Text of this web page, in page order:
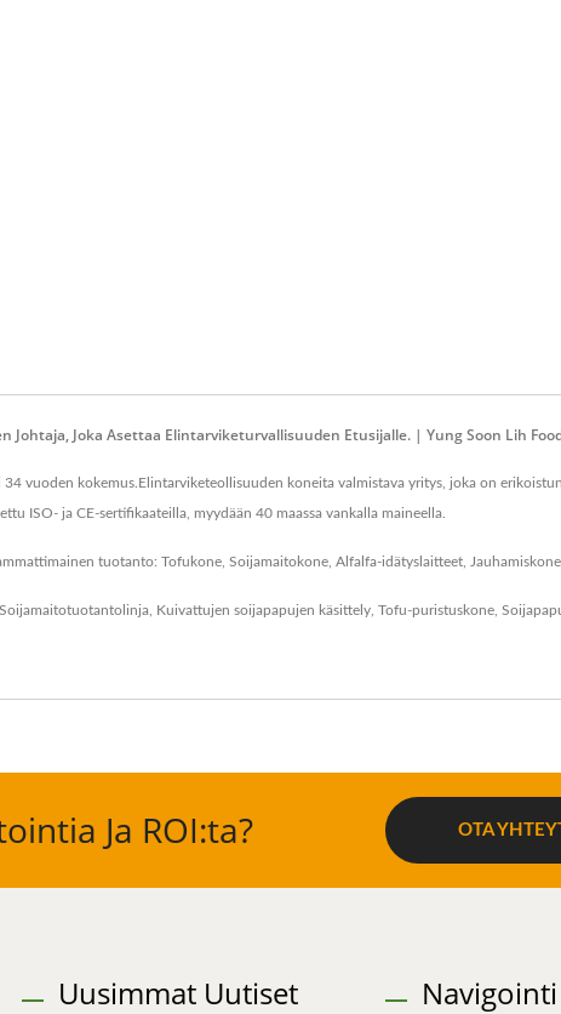
Joka Asettaa Elintarviketurvallisuuden Etusijalle. | Yung Soon Lih
vuoden kokemus.Elintarviketeollisuuden koneita valmistava yritys, joka on
ISO- ja CE-sertifikaateilla, myydään 40 maassa vankalla maineella.
tuotanto: Tofukone, Soijamaitokone, Alfalfa-idätyslaitteet, Jauhamiskone
Soijamaitotuotantolinja Kuivattujen soijapapujen käsittely Tofu-puristuskone
Ja ROI:ta? OTA
Uusimmat Uutiset Navigointi